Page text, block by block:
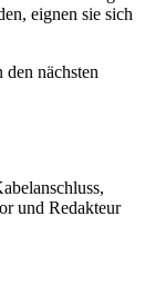
eignen sie sich
nächsten
und Redakteur